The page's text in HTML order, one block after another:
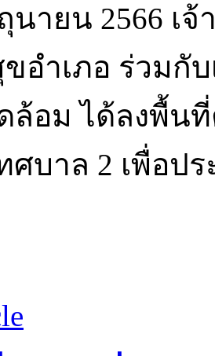
นายน 2566 เ
อำเภอ ร่วมกั
ล้อม ได้ลงพื้น
ศบาล 2 เพื่อป